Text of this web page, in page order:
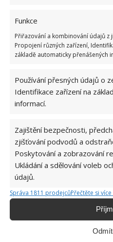
Funkce
Přiřazování a kombinování údajů z
Propojení různých zařízení,
základě automaticky přenášených
Používání přesných údajů o
Identifikace zařízení na
informací.
Zajištění bezpečnosti,
zjišťování podvodů a
Poskytování a zobrazování
Ukládání a sdělování voleb
údajů.
Správa 1811 prodejcůPřečtěte si
ČIŠTĚNÍ TROUBA
Hana
přidala
autorovi]